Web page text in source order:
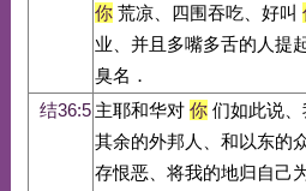
你荒凉、四围吞吃、好叫
业、并且多嘴多舌的人提
臭名．
结36:5 主耶和华对 你们如此说、
其余的外邦人、和以东的
存恨恶、将我的地归自己